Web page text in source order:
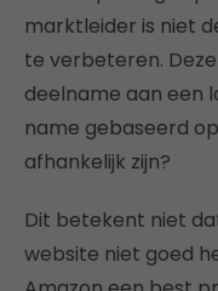
marktleider is niet
te verbeteren.
deelname aan een
name gebaseerd
afhankelijk zijn?
Dit betekent niet
website niet goed